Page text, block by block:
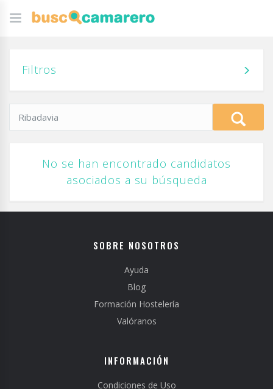
Filtros
No se han encontrado candidatos
asociados a su búsqueda
SOBRE NOSOTROS
Ayuda
Blog
Formación Hostelería
Valóranos
INFORMACIÓN
Condiciones de Uso